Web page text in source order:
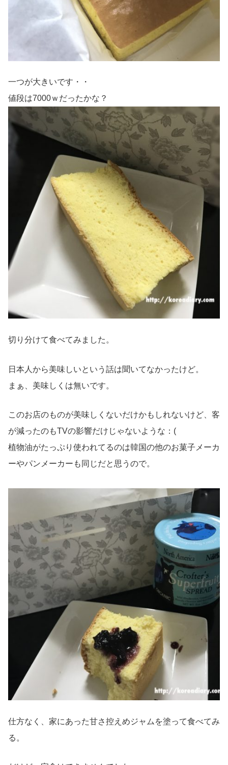
一つが大きいです・・
値段は7000ｗだったかな？
切り分けて食べてみました。
日本人から美味しいという話は聞いてなかったけど。
まぁ、美味しくは無いです。
このお店のものが美味しくないだけかもしれないけど、客
が減ったのもTVの影響だけじゃないような：(
植物油がたっぷり使われてるのは韓国の他のお菓子メーカ
ーやパンメーカーも同じだと思うので。
仕方なく、家にあった甘さ控えめジャムを塗って食べてみ
る。